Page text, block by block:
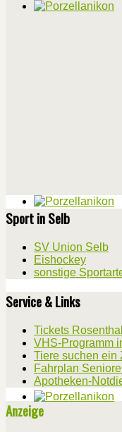
Sport in Selb
SV Union Selb
Eishockey
sonstige
Service & Links
Tickets
VHS-Programm
Tiere suchen ein
Fahrplan
Apotheken-
Anzeige